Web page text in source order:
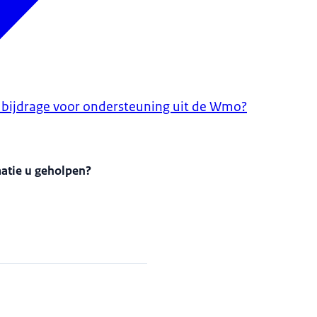
voor ondersteuning uit de Wmo?
u geholpen?